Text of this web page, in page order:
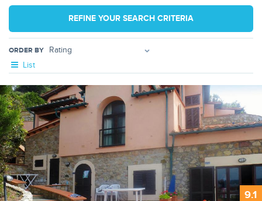
REFINE YOUR SEARCH CRITERIA
ORDER BY
List
9.1